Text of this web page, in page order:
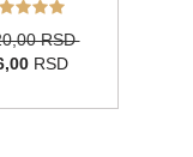
RSD
RSD